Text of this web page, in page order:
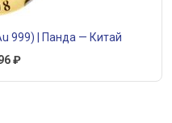
999) | Панда — Китай
₽